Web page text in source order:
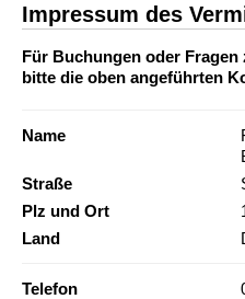
Impressum des
Für Buchungen oder
bitte die oben angeführten
Name
Straße
Plz und Ort
Land
Telefon